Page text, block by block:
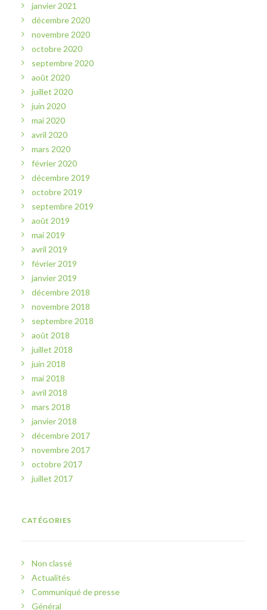
janvier 2021
décembre 2020
novembre 2020
octobre 2020
septembre 2020
août 2020
juillet 2020
juin 2020
mai 2020
avril 2020
mars 2020
février 2020
décembre 2019
octobre 2019
septembre 2019
août 2019
mai 2019
avril 2019
février 2019
janvier 2019
décembre 2018
novembre 2018
septembre 2018
août 2018
juillet 2018
juin 2018
mai 2018
avril 2018
mars 2018
janvier 2018
décembre 2017
novembre 2017
octobre 2017
juillet 2017
CATÉGORIES
Non classé
Actualités
Communiqué de presse
Général